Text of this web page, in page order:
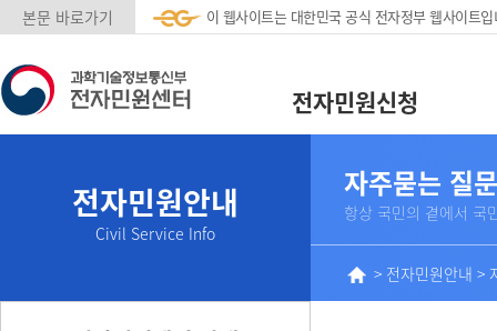
본문 바로가기 이 웹사이트는 대한민국 공식 전자정부 웹사이트
전자민원신청
전자민원안내
Civil Service Info
자주묻는 질문
항상 국민의 곁에서 국
> 전자민원안내 >